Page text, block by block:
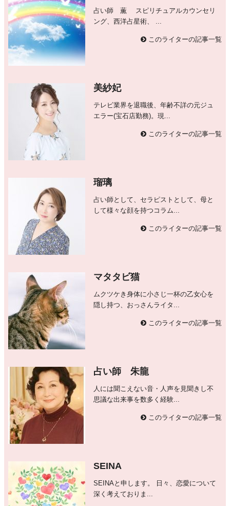
占い師 薫 スピリチュアルカウンセリ
ング、西洋占星術、 ...
このライターの記事一覧
美紗妃
テレビ業界を退職後、年齢不詳の元ジュ
エラー(宝石店勤務)。現...
このライターの記事一覧
瑠璃
占い師として、セラピストとして、母と
して様々な顔を持つコラム...
このライターの記事一覧
マタタビ猫
ムクツケき身体に小さじ一杯の乙女心を
隠し持つ、おっさんライタ...
このライターの記事一覧
占い師 朱龍
人には聞こえない音・人声を見聞きし不
思議な出来事を数多く経験...
このライターの記事一覧
SEINA
SEINAと申します。 日々、恋愛について
深く考えておりま...